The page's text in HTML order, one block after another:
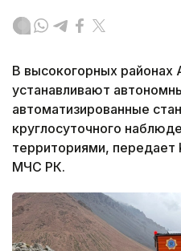
В высокогорных районах
устанавливают
автоматизированные
круглосуточного
территориями, передает
МЧС РК.